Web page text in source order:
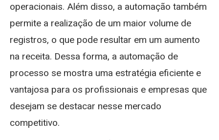
operacionais. Além disso, a automação também
permite a realização de um maior volume de
registros, o que pode resultar em um aumento
na receita. Dessa forma, a automação de
processo se mostra uma estratégia eficiente e
vantajosa para os profissionais e empresas que
desejam se destacar nesse mercado
competitivo.